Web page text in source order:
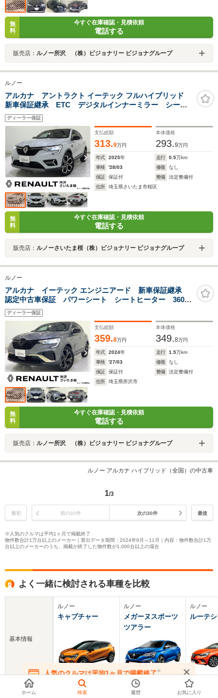
無
料
今すぐ在庫確認・見積依頼
電話する
販売店： ルノー所沢 （株）ビジョナリー ビジョナグループ
ルノー
アルカナ アントラクト イーテック フルハイブリッド
新車保証継承 ETC デジタルインナーミラー シート
ヒーター ステアリングヒーター パワーシート 360°
カメラ アダプティブクルーズコントロール ブライ
ンドスポットワーニング AppleCarPlay AndroidAuto
ディーラー保証
支払総額
313.9万円
本体価格
293.9万円
年式 2025年 走行 0.5万km
車検
'28/03 修復
なし
保証
保証付 整備
法定整備付
住所
埼玉県さいたま市桜区
無
料
今すぐ在庫確認・見積依頼
電話する
販売店： ルノーさいたま桜（株）ビジョナリー ビジョナグループ
ルノー
アルカナ イーテック エンジニアード 新車保証継承
認定中古車保証 パワーシート シートヒーター 360カ
メラ ステアリングヒーター アダクティブクルーズコ
ントロール スピードリミッター
ディーラー保証
支払総額
359.8万円
本体価格
349.8万円
年式 2024年 走行 1.5万km
車検
'27/03 修復
なし
保証
保証付 整備
法定整備付
住所
埼玉県所沢市
無
料
今すぐ在庫確認・見積依頼
電話する
販売店： ルノー所沢 （株）ビジョナリー ビジョナグループ
ルノー アルカナ ハイブリッド（全国）の中古車
1/3
最初 前の30件 次の30件 最後
※人気のクルマは平均1ヶ月で掲載終了
物件数合計1万台以上のメーカー｜算出データ期間：2024年9月～11月｜内容：物件数合計1万
台以上のメーカーのうち、掲載が終了した物件数が1,000台以上の場合
よく一緒に検討される車種を比較
基本情報
新車価格
ルノー
キャプチャー
299～459.9万円
ルノー
メガーヌスポーツ
ツアラー
312.9～366.6万円
ルノー
ルーテ
236.9～
人気のクルマは平均1ヶ月で掲載終了※
在庫が無くなる前にお問い合わせください
ホーム 検索 履歴 お気に入り